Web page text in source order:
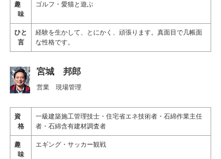
趣
味
ゴルフ・愛猫と遊ぶ
ひと
言
経験を生かして、とにかく、頑張ります。真面目で几帳面
な性格です。
宮城 邦郎
営業 現場管理
資
格
一級建築施工管理技士・住宅省エネ技術者 ・ 石綿作業主任
者・石綿含有建材調査者
趣
味
エギング・サッカー観戦